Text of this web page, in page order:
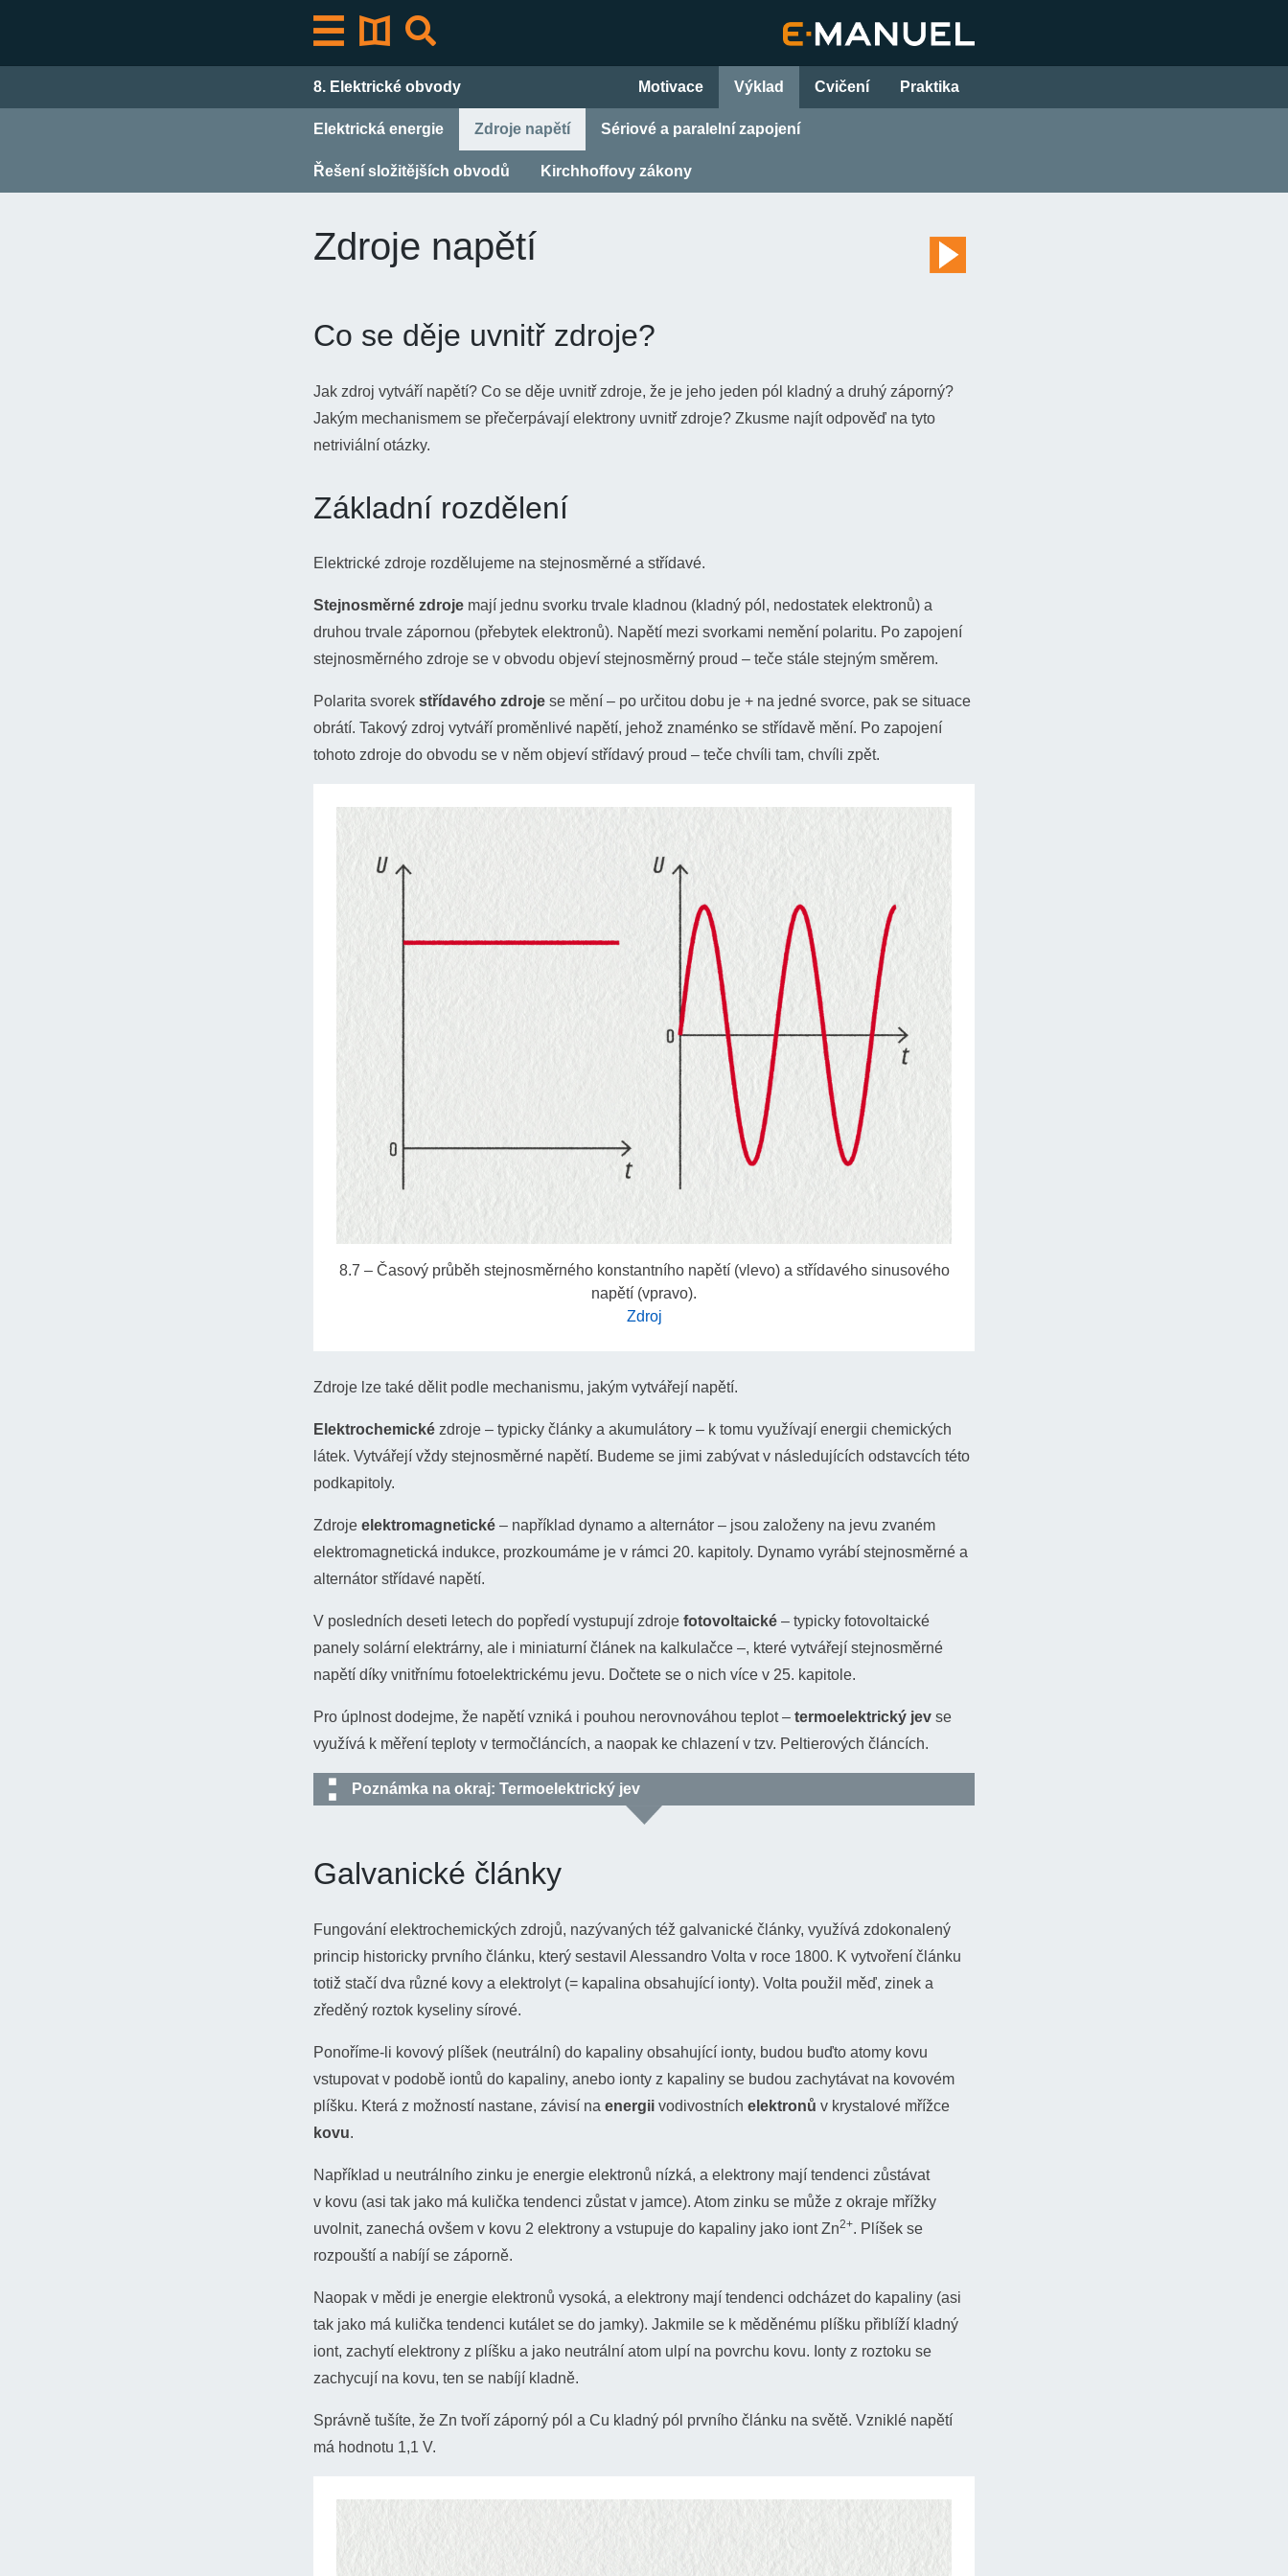
obsahu
8. Elektrické obvody
Motivace Výklad Cvičení Praktika
Elektrická energie Zdroje napětí Sériové a paralelní zapojení
Řešení složitějších obvodů Kirchhoffovy zákony
Zdroje napětí
Co se děje uvnitř zdroje?
Jak zdroj vytváří napětí? Co se děje uvnitř zdroje, že je jeho jeden pól kladný a druhý záporný?
Jakým mechanismem se přečerpávají elektrony uvnitř zdroje? Zkusme najít odpověď na tyto
netriviální otázky.
Základní rozdělení
Elektrické zdroje rozdělujeme na stejnosměrné a střídavé.
Stejnosměrné zdroje mají jednu svorku trvale kladnou (kladný pól, nedostatek elektronů) a
druhou trvale zápornou (přebytek elektronů). Napětí mezi svorkami nemění polaritu. Po zapojení
stejnosměrného zdroje se v obvodu objeví stejnosměrný proud – teče stále stejným směrem.
Polarita svorek střídavého zdroje se mění – po určitou dobu je + na jedné svorce, pak se situace
obrátí. Takový zdroj vytváří proměnlivé napětí, jehož znaménko se střídavě mění. Po zapojení
tohoto zdroje do obvodu se v něm objeví střídavý proud – teče chvíli tam, chvíli zpět.
8.7 – Časový průběh stejnosměrného konstantního napětí (vlevo) a střídavého sinusového
napětí (vpravo).
Zdroj
Zdroje lze také dělit podle mechanismu, jakým vytvářejí napětí.
Elektrochemické zdroje – typicky články a akumulátory – k tomu využívají energii chemických
látek. Vytvářejí vždy stejnosměrné napětí. Budeme se jimi zabývat v následujících odstavcích této
podkapitoly.
Zdroje elektromagnetické – například dynamo a alternátor – jsou založeny na jevu zvaném
elektromagnetická indukce, prozkoumáme je v rámci 20. kapitoly. Dynamo vyrábí stejnosměrné a
alternátor střídavé napětí.
V posledních deseti letech do popředí vystupují zdroje fotovoltaické – typicky fotovoltaické
panely solární elektrárny, ale i miniaturní článek na kalkulačce –, které vytvářejí stejnosměrné
napětí díky vnitřnímu fotoelektrickému jevu. Dočtete se o nich více v 25. kapitole.
Pro úplnost dodejme, že napětí vzniká i pouhou nerovnováhou teplot – termoelektrický jev se
využívá k měření teploty v termočláncích, a naopak ke chlazení v tzv. Peltierových článcích.
Poznámka na okraj: Termoelektrický jev
každý jinou rychlostí a jiným směrem, srážejí se. Představte si nyní dlouhý tenký vodič, který
na jedné straně zahřejeme. Zvýšením teploty se na tomto konci začnou elektrony v průměru
pohybovat rychleji, budou se s ostatními srážet prudčeji, a vytvářet tak vyšší tlak. Jenže plyn,
zahřátého konce se přesunou do konce chladnějšího. Tím pádem se ovšem chladnější konec
vzájemně odpuzují, a jsou vzniklým elektrickým polem taženy zpět k teplejšímu konci. Proto
je vzniklé napětí malé, řádově 10 µV na jeden °C. Pro nepříliš velký teplotní rozdíl
Δt
můžeme termoelektrické napětí zapsat vztahem
α
, kde
10 5 C
je tzv.
Seebeckova konstanta.
Termočlánekse používá k měření teploty. Vznikne spojením dvou kovů, které mají rozdílnou
Seebeckovu konstantu: na každém kovu vzniká jiné termoelektrické napětí (
B A
a
BC
),
voltmetrem měříme rozdíl těchto napětí
a dopočítáváme rozdíl teplot
U A α 2−
)
Galvanické články
Fungování elektrochemických zdrojů, nazývaných též galvanické články, využívá zdokonalený
princip historicky prvního článku, který sestavil Alessandro Volta v roce 1800. K vytvoření článku
totiž stačí dva různé kovy a elektrolyt (= kapalina obsahující ionty). Volta použil měď, zinek a
zředěný roztok kyseliny sírové.
Ponoříme-li kovový plíšek (neutrální) do kapaliny obsahující ionty, budou buďto atomy kovu
vstupovat v podobě iontů do kapaliny, anebo ionty z kapaliny se budou zachytávat na kovovém
plíšku. Která z možností nastane, závisí na energii vodivostních elektronů v krystalové mřížce
kovu.
Například u neutrálního zinku je energie elektronů nízká, a elektrony mají tendenci zůstávat
v kovu (asi tak jako má kulička tendenci zůstat v jamce). Atom zinku se může z okraje mřížky
uvolnit, zanechá ovšem v kovu 2 elektrony a vstupuje do kapaliny jako iont Zn2+. Plíšek se
rozpouští a nabíjí se záporně.
Naopak v mědi je energie elektronů vysoká, a elektrony mají tendenci odcházet do kapaliny (asi
tak jako má kulička tendenci kutálet se do jamky). Jakmile se k měděnému plíšku přiblíží kladný
iont, zachytí elektrony z plíšku a jako neutrální atom ulpí na povrchu kovu. Ionty z roztoku se
zachycují na kovu, ten se nabíjí kladně.
Správně tušíte, že Zn tvoří záporný pól a Cu kladný pól prvního článku na světě. Vzniklé napětí
má hodnotu 1,1 V.